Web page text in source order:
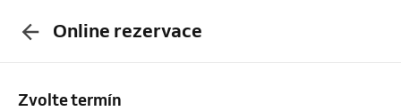
Online rezervace
Zvolte termín